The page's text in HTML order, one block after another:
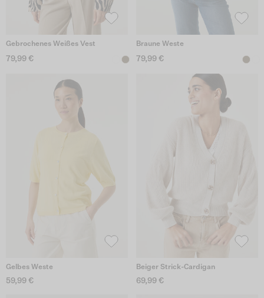
Gebrochenes Weißes Vest
79,99 €
Braune Weste
79,99 €
Gelbes Weste
59,99 €
Beiger Strick-Cardigan
69,99 €